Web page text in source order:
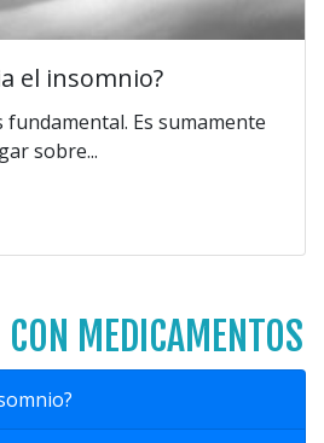
el insomnio?
Es sumamente
sobre...
MEDICAMENTOS